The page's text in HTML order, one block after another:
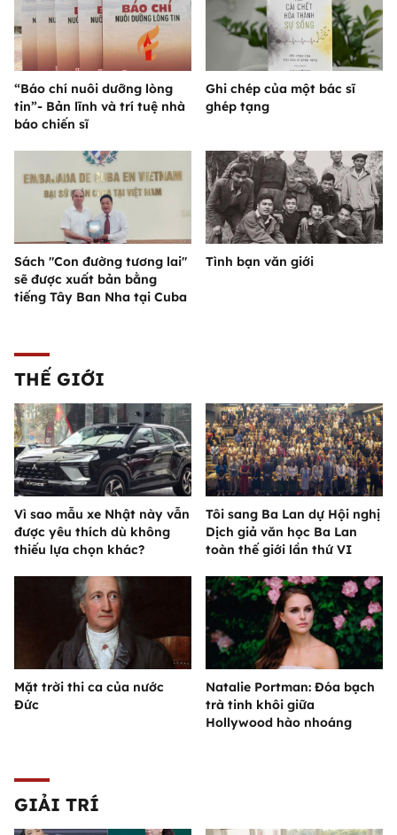
“Báo chí nuôi dưỡng lòng
tin”- Bản lĩnh và trí tuệ nhà
báo chiến sĩ
Ghi chép của một bác sĩ
ghép tạng
Sách "Con đường tương lai"
sẽ được xuất bản bằng
tiếng Tây Ban Nha tại Cuba
Tình bạn văn giới
THẾ GIỚI
Vì sao mẫu xe Nhật này vẫn
được yêu thích dù không
thiếu lựa chọn khác?
Tôi sang Ba Lan dự Hội nghị
Dịch giả văn học Ba Lan
toàn thế giới lần thứ VI
Mặt trời thi ca của nước
Đức
Natalie Portman: Đóa bạch
trà tinh khôi giữa
Hollywood hào nhoáng
GIẢI TRÍ